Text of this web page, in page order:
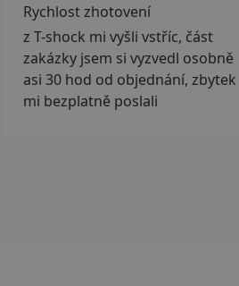
Rychlost zhotovení
z T-shock mi vyšli vstříc, část
zakázky jsem si vyzvedl osobně
asi 30 hod od objednání, zbytek
mi bezplatně poslali